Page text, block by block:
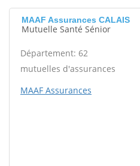
MAAF Assurances CALAIS
Mutuelle Santé Sénior
Département: 62
mutuelles d'assurances
MAAF Assurances